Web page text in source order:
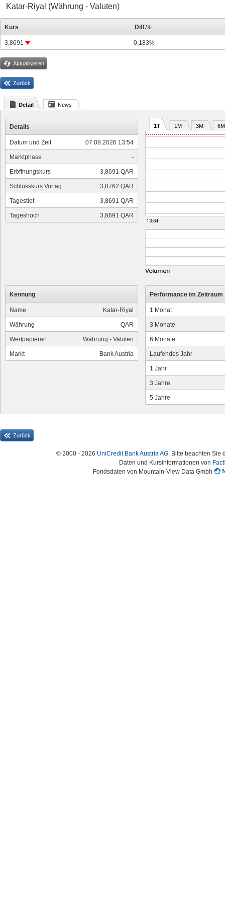
Katar-Riyal (Währung - Valuten)
Kurs Diff.%
3,8691 -0,183%
Aktualisieren
Zurück
Detail News
Details
Datum und Zeit 07.08.2026 13:54
Marktphase -
Eröffnungskurs 3,8691 QAR
Schlusskurs Vortag 3,8762 QAR
Tagestief 3,8691 QAR
Tageshoch 3,8691 QAR
1T 1M 3M 6M
Kennung
Name Katar-Riyal
Währung QAR
Wertpapierart Währung - Valuten
Markt Bank Austria
Performance im Zeitraum
1 Monat
3 Monate
6 Monate
Laufendes Jahr
1 Jahr
3 Jahre
5 Jahre
Zurück
© 2000 - 2026 UniCredit Bank Austria AG. Bitte beachten Sie
Daten und Kursinformationen von
Fondsdaten von Mountain-View Data Gmbh